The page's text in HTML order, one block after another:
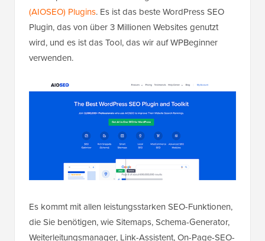
(AIOSEO) Plugins. Es ist das beste WordPress SEO
Plugin, das von über 3 Millionen Websites genutzt
wird, und es ist das Tool, das wir auf WPBeginner
verwenden.
Es kommt mit allen leistungsstarken SEO-Funktionen,
die Sie benötigen, wie Sitemaps, Schema-Generator,
Weiterleitungsmanager, Link-Assistent, On-Page-SEO-